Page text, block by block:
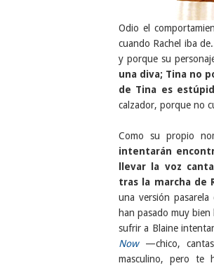
Odio el
cuando Rachel iba
y porque su
una diva; Tina no
de Tina es
calzador, porque no
Como su propio
intentarán
llevar la voz
tras la marcha de
una versión pasarela
han pasado muy
sufrir a Blaine
Now—chico,
masculino, pero